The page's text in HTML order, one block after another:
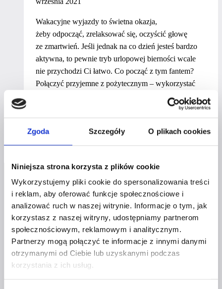
Zgoda Szczegóły O plikach cookies
Niniejsza strona korzysta z plików cookie
Wykorzystujemy pliki cookie do spersonalizowania treści
i reklam, aby oferować funkcje społecznościowe i
analizować ruch w naszej witrynie. Informacje o tym, jak
korzystasz z naszej witryny, udostępniamy partnerom
społecznościowym, reklamowym i analitycznym.
Partnerzy mogą połączyć te informacje z innymi danymi
otrzymanymi od Ciebie lub uzyskanymi podczas
korzystania z ich usług.
Wakacyjne wyjazdy to świetna okazja,
żeby odpocząć, zrelaksować się, oczyścić głowę
ze zmartwień. Jeśli jednak na co dzień jesteś bardzo
aktywna, to pewnie tryb urlopowej bierności wcale
nie przychodzi Ci łatwo. Co począć z tym fantem?
Połączyć przyjemne z pożytecznym – wykorzystać
Dowiedz się więcej
mocy,
wykorzystać
urlop
dla
rozwoju?
Profil facebook Czerwona
Szpilka
Profil instagram Czerwona
Szpilka